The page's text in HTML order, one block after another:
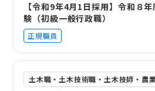
【令和9年4月1日採用】令和８
験（初級一般行政職）
正規職員
土木職・土木技術職・土木技師・農